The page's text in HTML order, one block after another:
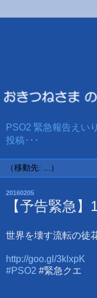
PSO2 緊急報告えい
投稿･･･
20160205
【予告緊急】
世界を壊す流転の徒
http://goo.gl/3klxpK
#PSO2 #緊急クエ